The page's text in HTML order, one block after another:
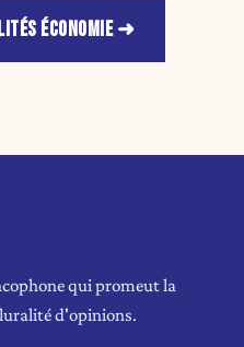
ÉCONOMIE
qui promeut la
d'opinions.